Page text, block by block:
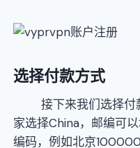
选择付款方式
接下来我们选择付
家选择China，邮编可
编码，例如北京100000